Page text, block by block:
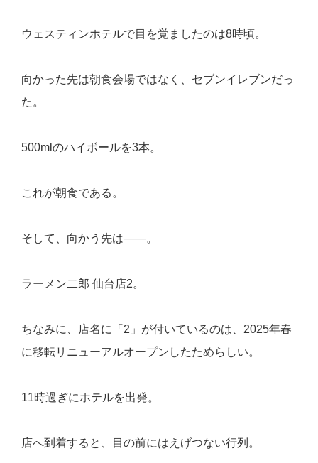
ウェスティンホテルで目を覚ましたのは8時頃。
向かった先は朝食会場ではなく、セブンイレブンだっ
た。
500mlのハイボールを3本。
これが朝食である。
そして、向かう先は――。
ラーメン二郎 仙台店2。
ちなみに、店名に「2」が付いているのは、2025年春
に移転リニューアルオープンしたためらしい。
11時過ぎにホテルを出発。
店へ到着すると、目の前にはえげつない行列。